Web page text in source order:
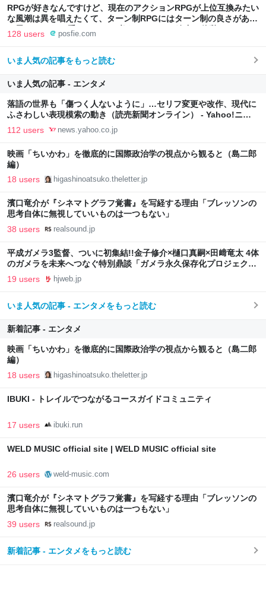
RPGが好きなんですけど、現在のアクションRPGが上位互換みたい
な風潮は異を唱えたくて、ターン制RPGにはターン制の良さがある
と思ってます 一手をじっくり考えられたり、途中で休憩したりでき
るのがターン制の良さじゃないですか もっとターン制を煮詰めて欲
(´・ω・｀)」
128 users posfie.com
いま人気の記事をもっと読む
いま人気の記事 - エンタメ
落語の世界も「傷つく人ないように」…セリフ変更や改作、現代に
ふさわしい表現模索の動き（読売新聞オンライン） - Yahoo!ニュ
ース
112 users news.yahoo.co.jp
映画「ちいかわ」を徹底的に国際政治学の視点から観ると（島二郎
編）
18 users higashinoatsuko.theletter.jp
濱口竜介が『シネマトグラフ覚書』を写経する理由「ブレッソンの
思考自体に無視していいものは一つもない」
38 users realsound.jp
平成ガメラ3監督、ついに初集結!!金子修介×樋口真嗣×田﨑竜太 4体
のガメラを未来へつなぐ特別鼎談「ガメラ永久保存化プロジェクト
FINAL」 – Hobby JAPAN Web
19 users hjweb.jp
いま人気の記事 - エンタメをもっと読む
新着記事 - エンタメ
映画「ちいかわ」を徹底的に国際政治学の視点から観ると（島二郎
編）
18 users higashinoatsuko.theletter.jp
IBUKI - トレイルでつながるコースガイドコミュニティ
17 users ibuki.run
WELD MUSIC official site | WELD MUSIC official site
26 users weld-music.com
濱口竜介が『シネマトグラフ覚書』を写経する理由「ブレッソンの
思考自体に無視していいものは一つもない」
39 users realsound.jp
新着記事 - エンタメをもっと読む